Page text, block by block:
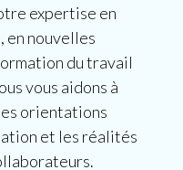
expertise en
en nouvelles
du travail
vous aidons à
orientations
et les réalités